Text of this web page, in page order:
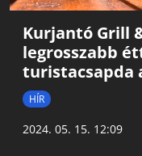
Kurjantó Grill
legrosszabb
turistacsapda
HÍR
2024. 05. 15. 12:09